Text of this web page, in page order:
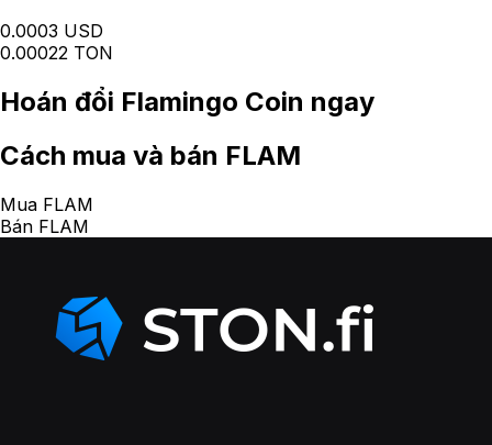
0.0003 USD
0.00022 TON
Hoán đổi Flamingo Coin ngay
Cách mua và bán FLAM
Mua FLAM
Bán FLAM